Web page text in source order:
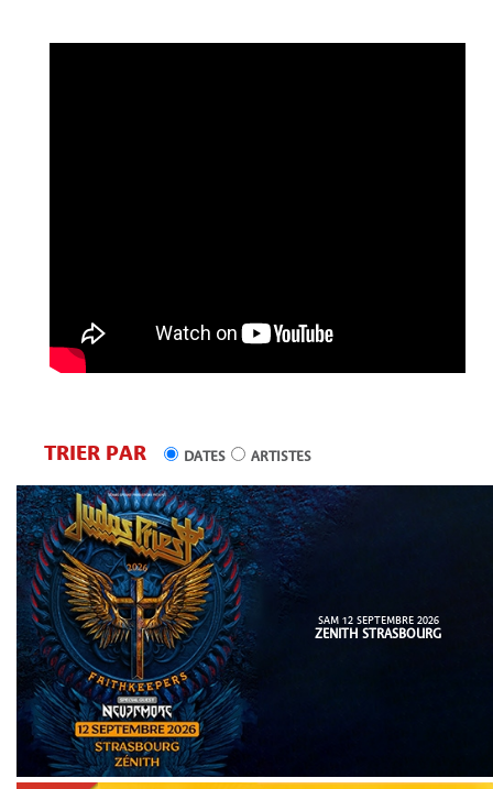
TRIER PAR DATES ARTISTES
SAM 12 SEPTEMBRE 2026
ZENITH STRASBOURG